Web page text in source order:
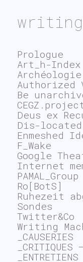
writing
Prologue
Art_h-Index
Authorized
Be
Deus ex
Dis-located
Enmeshed
F_Wake
Google
Internet
PAMAL_Group
Ro[BotS]
Ruhezeit
Sondes
Twitter&Co
Writing
_CAUSERIES
_CRITIQUES
_ENTRETIENS